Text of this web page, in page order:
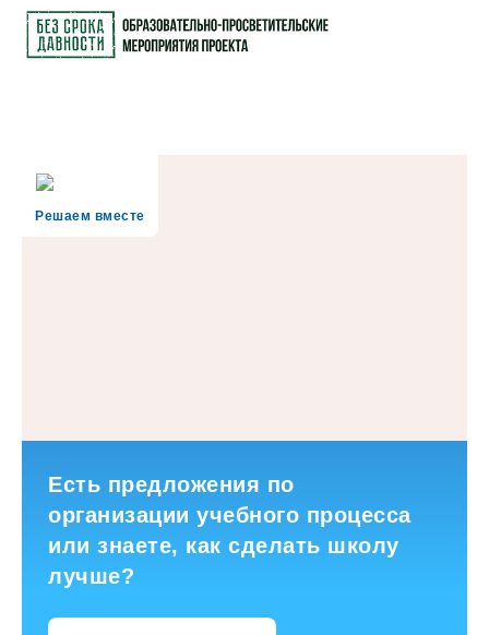
Решаем вместе
Есть предложения по
организации учебного процесса
или знаете, как сделать школу
лучше?